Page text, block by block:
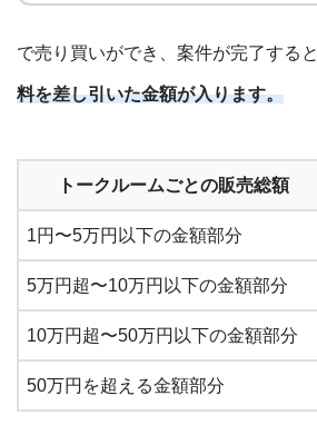
で売り買いができ、案件が完了すると
料を差し引いた金額が入ります。
トークルームごとの販売総額
1円〜5万円以下の金額部分
5万円超〜10万円以下の金額部分
10万円超〜50万円以下の金額部分
50万円を超える金額部分